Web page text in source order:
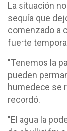
La situación
sequía que
comenzado a
fuerte
"Tenemos la
pueden
humedece se
recordó.
"El agua la